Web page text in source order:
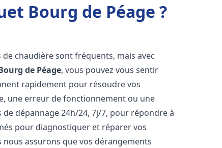
Bourg de Péage ?
de chaudière sont fréquents, mais avec
de Péage, vous pouvez vous sentir
rapidement pour résoudre vos
une erreur de fonctionnement ou une
dépannage 24h/24, 7j/7, pour répondre à
pour diagnostiquer et réparer vos
assurons que vos dérangements